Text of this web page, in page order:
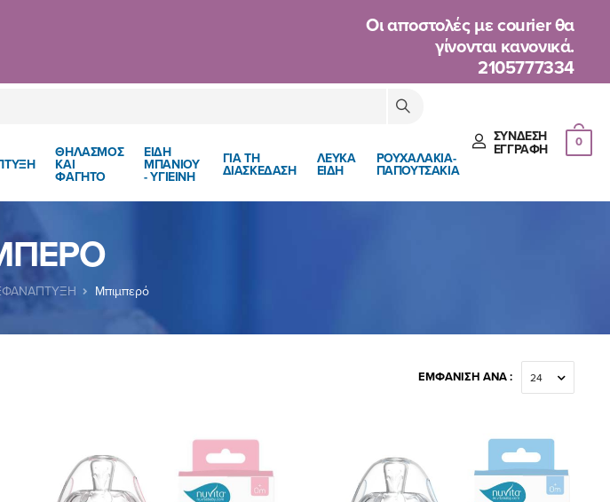
Oι αποστολές με courier θα
γίνονται κανονικά.
2105777334
ΘΗΛΑΣΜΟΣ
ΚΑΙ
ΦΑΓΗΤΟ
ΕΙΔΗ
ΜΠΑΝΙΟΥ
- ΥΓΙΕΙΝΗ
ΓΙΑ ΤΗ
ΔΙΑΣΚΕΔΑΣΗ
ΛΕΥΚΑ
ΕΙΔΗ
ΡΟΥΧΑΛΑΚΙΑ-
ΠΑΠΟΥΤΣΑΚΙΑ
ΣΎΝΔΕΣΗ
ΈΓΓΡΑΦΉ
0
Μπιμπερό
ΕΜΦΆΝΙΣΗ ΑΝΆ :